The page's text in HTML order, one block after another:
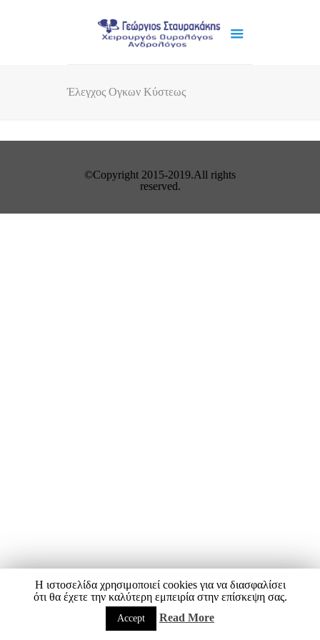
Έλεγχος Ογκων Κύστεως
©Copyright 2015-2019.All rights
reserved.
Η ιστοσελίδα χρησιμοποιεί cookies για να διασφαλίσει
ότι θα έχετε την καλύτερη εμπειρία στην επίσκεψη σας.
Accept Read More